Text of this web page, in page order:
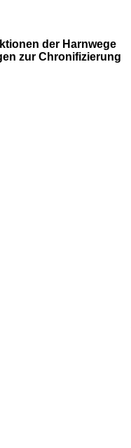
der Harnwege
zur Chronifizierung